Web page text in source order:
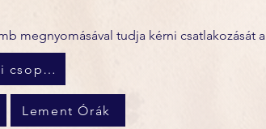
megnyomásával tudja kérni csatlakozását a
Képzési csoport
Lement Órák